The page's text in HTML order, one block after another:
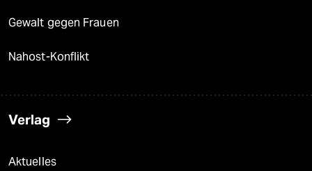
Gewalt gegen Frauen
Nahost-Konflikt
Verlag
Aktuelles